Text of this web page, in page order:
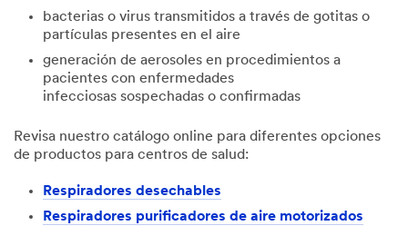
bacterias o virus transmitidos a través de gotitas o
partículas presentes en el aire
generación de aerosoles en procedimientos a
pacientes con enfermedades
infecciosas sospechadas o confirmadas
Revisa nuestro catálogo online para diferentes opciones
de productos para centros de salud:
Respiradores desechables
Respiradores purificadores de aire motorizados